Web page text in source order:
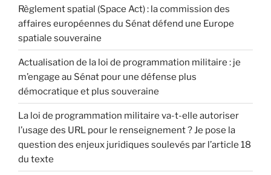
Règlement spatial (Space Act) : la commission des
affaires européennes du Sénat défend une Europe
spatiale souveraine
Actualisation de la loi de programmation militaire : je
m’engage au Sénat pour une défense plus
démocratique et plus souveraine
La loi de programmation militaire va-t-elle autoriser
l’usage des URL pour le renseignement ? Je pose la
question des enjeux juridiques soulevés par l’article 18
du texte